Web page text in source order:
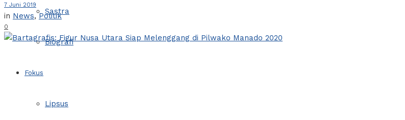
Sastra
Biografi
Fokus
Lipsus
7 Juni 2019
in News,Politik
0